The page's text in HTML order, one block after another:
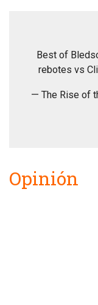
Best of
rebotes vs
— The Rise of
Opinión